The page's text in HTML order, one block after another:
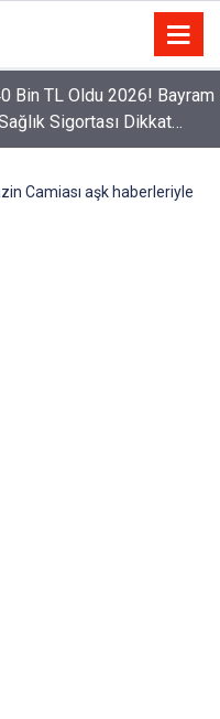
Bin TL Oldu 2026! Bayram
Sigortası Dikkat
Camiası aşk haberleriyle